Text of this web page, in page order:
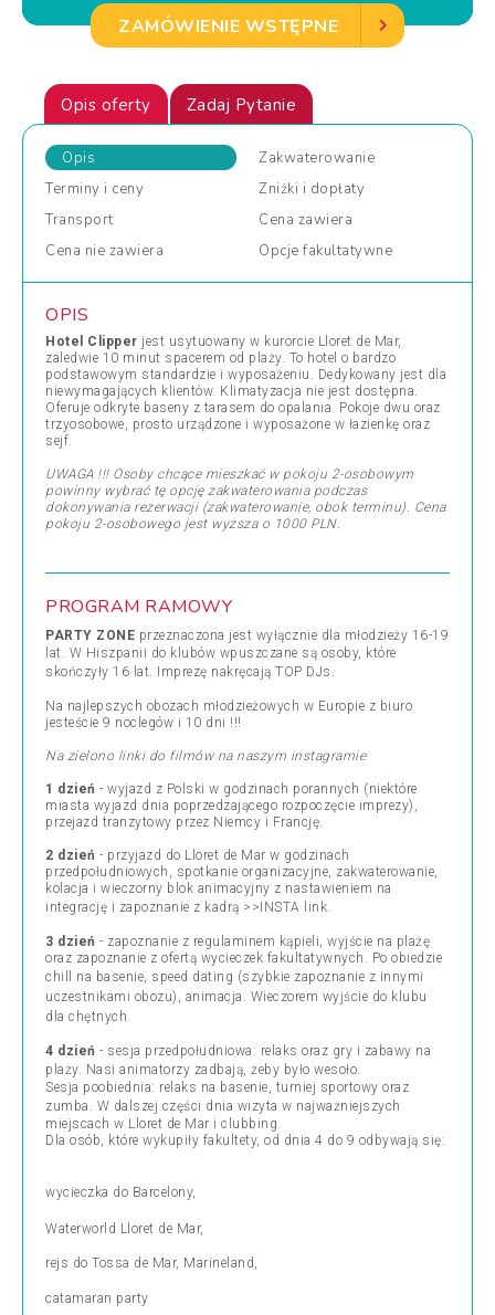
ZAMÓWIENIE WSTĘPNE
Opis oferty Zadaj Pytanie
Opis
Zakwaterowanie
Terminy i ceny Zniżki i dopłaty
Transport
Cena zawiera
Cena nie zawiera Opcje fakultatywne
OPIS
Hotel Clipper jest usytuowany w kurorcie Lloret de Mar,
zaledwie 10 minut spacerem od plaży. To hotel o bardzo
podstawowym standardzie i wyposażeniu. Dedykowany jest dla
niewymagających klientów. Klimatyzacja nie jest dostępna.
Oferuje odkryte baseny z tarasem do opalania. Pokoje dwu oraz
trzyosobowe, prosto urządzone i wyposażone w łazienkę oraz
sejf.
UWAGA !!! Osoby chcące mieszkać w pokoju 2-osobowym
powinny wybrać tę opcję zakwaterowania podczas
dokonywania rezerwacji (zakwaterowanie, obok terminu). Cena
pokoju 2-osobowego jest wyższa o 1000 PLN.
PROGRAM RAMOWY
PARTY ZONE przeznaczona jest wyłącznie dla młodzieży 16-19
lat. W Hiszpanii do klubów wpuszczane są osoby, które
skończyły 16 lat. Imprezę nakręcają TOP DJs .
Na najlepszych obozach młodzieżowych w Europie z biuro
jesteście 9 noclegów i 10 dni !!!
Na zielono linki do filmów na naszym instagramie
1 dzień - wyjazd z Polski w godzinach porannych (niektóre
miasta wyjazd dnia poprzedzającego rozpoczęcie imprezy),
przejazd tranzytowy przez Niemcy i Francję.
2 dzień - przyjazd do Lloret de Mar w godzinach
przedpołudniowych, spotkanie organizacyjne, zakwaterowanie,
kolacja i wieczorny blok animacyjny z nastawieniem na
integrację i zapoznanie z kadrą >>INSTA link.
3 dzień - zapoznanie z regulaminem kąpieli, wyjście na plażę
oraz zapoznanie z ofertą wycieczek fakultatywnych. Po obiedzie
chill na basenie, speed dating (szybkie zapoznanie z innymi
uczestnikami obozu), animacja. Wieczorem wyjście do klubu
dla chętnych.
4 dzień - sesja przedpołudniowa: relaks oraz gry i zabawy na
plaży. Nasi animatorzy zadbają, żeby było wesoło.
Sesja poobiednia: relaks na basenie, turniej sportowy oraz
zumba . W dalszej części dnia wizyta w najważniejszych
miejscach w Lloret de Mar i clubbing.
Dla osób, które wykupiły fakultety, od dnia 4 do 9 odbywają się:
wycieczka do Barcelony,
Waterworld Lloret de Mar,
rejs do Tossa de Mar, Marineland,
catamaran party